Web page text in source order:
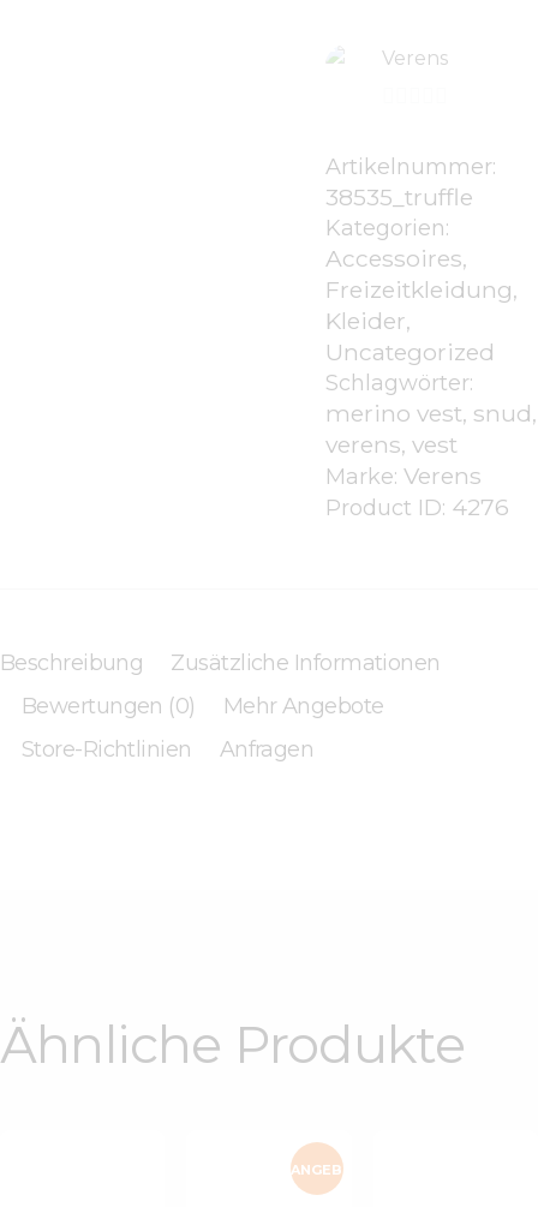
Verens
v
o
n
5
Artikelnummer:
38535_truffle
Kategorien:
Accessoires,
Freizeitkleidung,
Kleider,
Uncategorized
Schlagwörter:
merino vest, snud,
verens, vest
Marke: Verens
Product ID: 4276
Beschreibung
Zusätzliche Informationen
Bewertungen (0)
Mehr Angebote
Store-Richtlinien
Anfragen
Ähnliche Produkte
ANGEB